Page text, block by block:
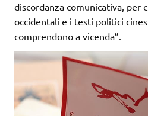
discordanza comunicativa, per
occidentali e i testi politici
comprendono a vicenda”.